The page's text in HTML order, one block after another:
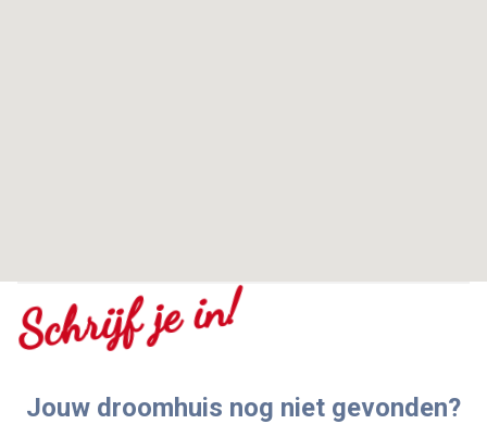
Jouw droomhuis nog niet gevonden?
Schrijf je in!